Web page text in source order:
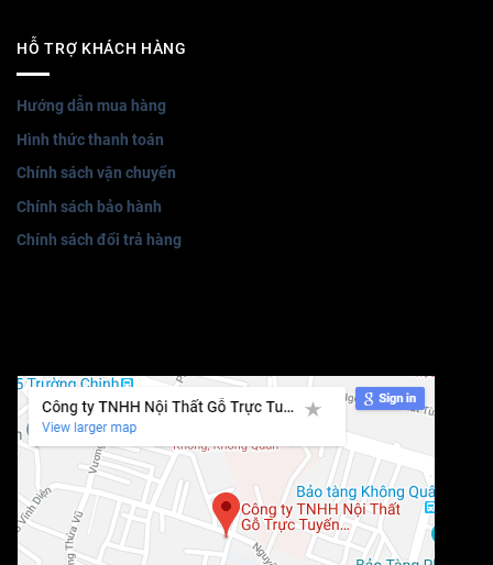
HỖ TRỢ KHÁCH HÀNG
Hướng dẫn mua hàng
Hình thức thanh toán
Chính sách vận chuyển
Chính sách bảo hành
Chính sách đổi trả hàng